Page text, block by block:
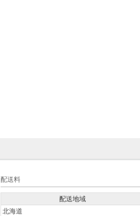
配送料
配送地域
北海道